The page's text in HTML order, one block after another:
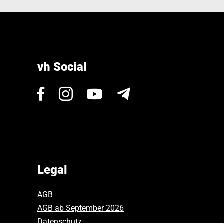
vh Social
Visit Visit
Visit
Legal
AGB
AGB ab September 2026
Datenschutz